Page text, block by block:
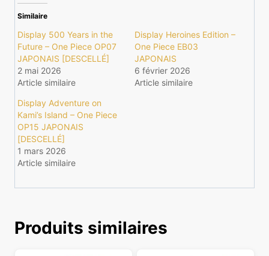
Similaire
Display 500 Years in the
Future – One Piece OP07
JAPONAIS [DESCELLÉ]
2 mai 2026
Article similaire
Display Heroines Edition –
One Piece EB03
JAPONAIS
6 février 2026
Article similaire
Display Adventure on
Kami’s Island – One Piece
OP15 JAPONAIS
[DESCELLÉ]
1 mars 2026
Article similaire
Produits similaires